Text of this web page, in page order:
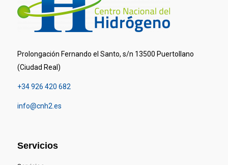
Prolongación Fernando el Santo, s/n 13500 Puertollano
(Ciudad Real)
+34 926 420 682
info@cnh2.es
Servicios